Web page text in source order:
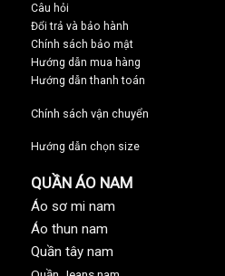
Câu hỏi
Đổi trả và bảo hành
Chính sách bảo mật
Hướng dẫn mua hàng
Hướng dẫn thanh toán
Chính sách vận chuyển
Hướng dẫn chọn size
QUẦN ÁO NAM
Áo sơ mi nam
Áo thun nam
Quần tây nam